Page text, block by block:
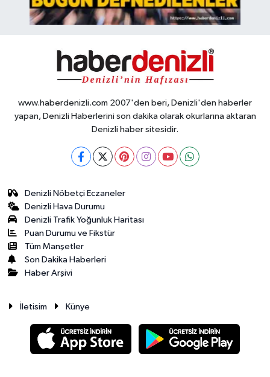
www.haberdenizli.com 2007'den beri, Denizli'den haberler
yapan, Denizli Haberlerini son dakika olarak okurlarına aktaran
Denizli haber sitesidir.
Denizli Nöbetçi Eczaneler
Denizli Hava Durumu
Denizli Trafik Yoğunluk Haritası
Puan Durumu ve Fikstür
Tüm Manşetler
Son Dakika Haberleri
Haber Arşivi
İletisim Künye